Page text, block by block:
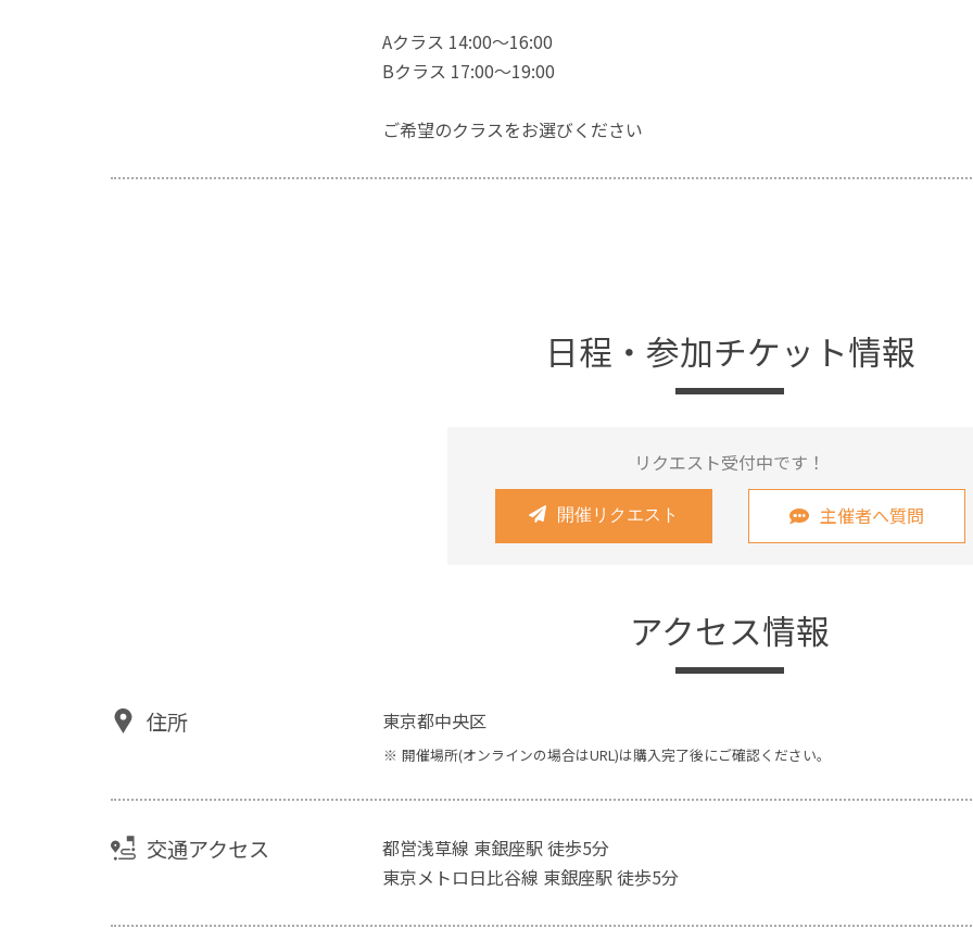
Aクラス 14:00〜16:00
Bクラス 17:00〜19:00
ご希望のクラスをお選びください
日程・参加チケット情報
リクエスト受付中です！
開催リクエスト 主催者へ質問
アクセス情報
住所 東京都中央区
開催場所(オンラインの場合はURL)は購入完了後にご確認ください。
交通アクセス
都営浅草線 東銀座駅 徒歩5分
東京メトロ日比谷線 東銀座駅 徒歩5分